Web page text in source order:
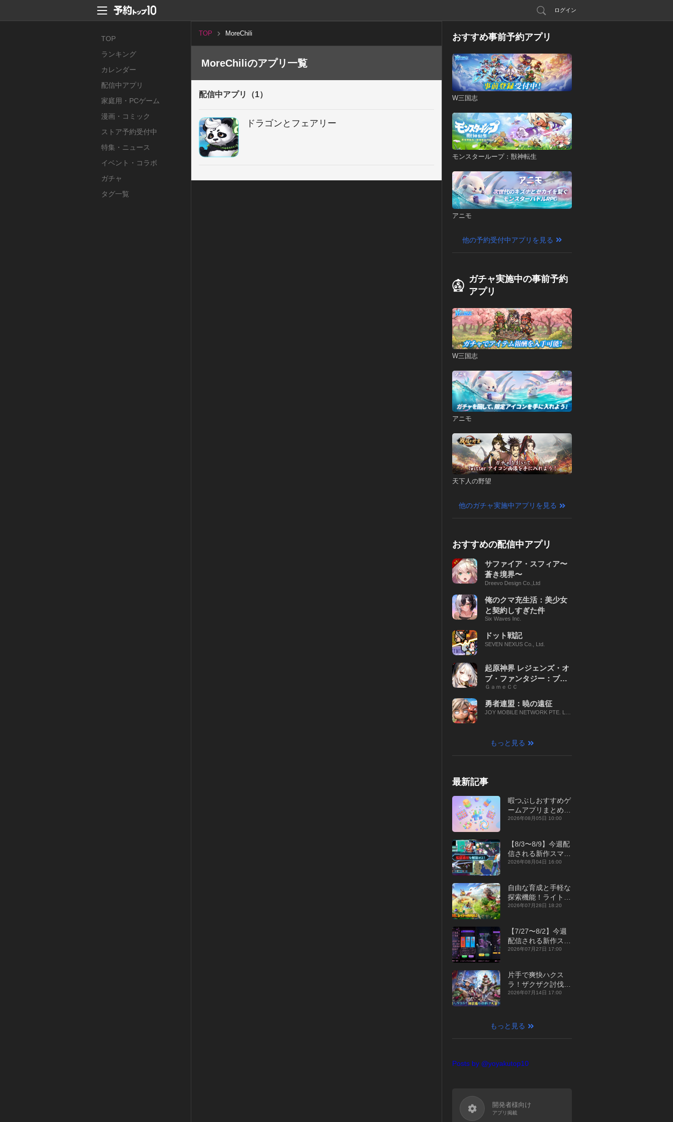
ログイン
TOP
ランキング
カレンダー
配信中アプリ
家庭用・PCゲーム
漫画・コミック
ストア予約受付中
特集・ニュース
イベント・コラボ
ガチャ
タグ一覧
TOP MoreChili
MoreChiliのアプリ一覧
配信中アプリ（1）
ドラゴンとフェアリー
おすすめ事前予約アプリ
W三国志
モンスターループ：獣神転生
アニモ
他の予約受付中アプリを見る
ガチャ実施中の事前予約
アプリ
W三国志
アニモ
天下人の野望
他のガチャ実施中アプリを見る
おすすめの配信中アプリ
サファイア・スフィア〜
蒼き境界〜
Dreevo Design Co.,Ltd
俺のクマ充生活：美少女
と契約しすぎた件
Six Waves Inc.
ドット戦記
SEVEN NEXUS Co., Ltd.
起原神界 レジェンズ・オ
ブ・ファンタジー：ブレ
イブ X
ＧａｍｅＣＣ
勇者連盟：暁の遠征
JOY MOBILE NETWORK PTE. LT
もっと見る
最新記事
暇つぶしおすすめゲ
ームアプリまとめ｜
オフライン対応あり
2026年08月05日 10:00
【8/3〜8/9】今週配
信される新作スマホ
ゲームをまとめてお
2026年08月04日 16:00
自由な育成と手軽な
探索機能！ライトカ
ジュアルMMORPG
征』【最新作PICKU
P】
2026年07月28日 18:20
【7/27〜8/2】今週
配信される新作スマ
ホゲームをまとめて
年】
2026年07月27日 17:00
片手で爽快ハクス
ラ！ザクザク討伐し
て神装備を集める放
【最新作PICKUP】
2026年07月14日 17:00
もっと見る
Posts by @yoyakutop10
開発者様向け
アプリ掲載